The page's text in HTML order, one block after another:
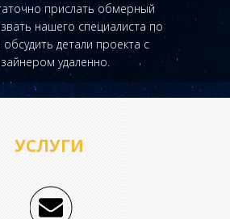
прислать обмерный
нашего специалиста по
детали проекта с
удаленно.
УСЛУГИ